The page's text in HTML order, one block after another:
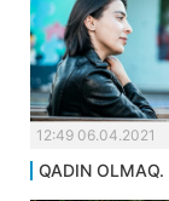
12:49 06.04.2021
QADIN OLMAQ.